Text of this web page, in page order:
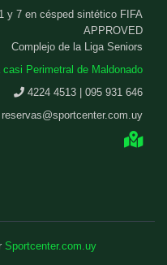
y 7 en césped sintético FIFA
APPROVED
Complejo de la Liga Seniors
casi Perimetral de Maldonado
4224 4513 | 095 931 646
reservas@sportcenter.com.uy
Sportcenter.com.uy